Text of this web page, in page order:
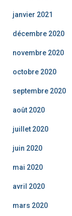
janvier 2021
décembre 2020
novembre 2020
octobre 2020
septembre 2020
août 2020
juillet 2020
juin 2020
mai 2020
avril 2020
mars 2020